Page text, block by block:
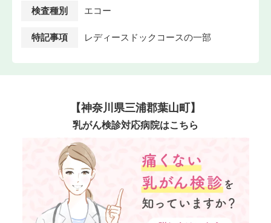
検査種別 エコー
特記事項 レディースドックコースの一部
【神奈川県三浦郡葉山町】
乳がん検診対応病院はこちら